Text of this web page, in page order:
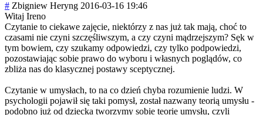
# Zbigniew Heryng 2016-03-16 19:46
Witaj Ireno
Czytanie to ciekawe zajęcie, niektórzy z nas już tak mają, choć to
czasami nie czyni szczęśliwszym, a czy czyni mądrzejszym? Sęk w
tym bowiem, czy szukamy odpowiedzi, czy tylko podpowiedzi,
pozostawiając sobie prawo do wyboru i własnych poglądów, co
zbliża nas do klasycznej postawy sceptycznej.
Czytanie w umysłach, to na co dzień chyba rozumienie ludzi. W
psychologii pojawił się taki pomysł, został nazwany teorią umysłu -
podobno już od dziecka tworzymy sobie teorie umysłu, czyli